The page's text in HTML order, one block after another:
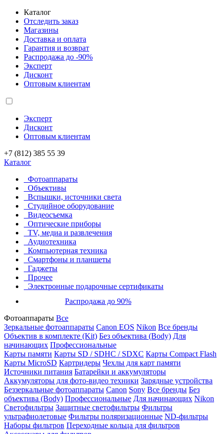
Каталог
Отследить заказ
Магазины
Доставка и оплата
Гарантия и возврат
Распродажа до -90%
Эксперт
Дисконт
Оптовым клиентам
Эксперт
Дисконт
Оптовым клиентам
+7 (812) 385 55 39
Каталог
Фотоаппараты
Объективы
Вспышки, источники света
Студийное оборудование
Видеосъемка
Оптические приборы
TV, медиа и развлечения
Аудиотехника
Компьютерная техника
Смартфоны и планшеты
Гаджеты
Прочее
Электронные подарочные сертификаты
Распродажа до 90%
Фотоаппараты Все
Зеркальные фотоаппараты Canon EOS Nikon Все бренды
Объектив в комплекте (Kit) Без объектива (Body) Для
начинающих Профессиональные
Карты памяти Карты SD / SDHC / SDXC Карты Compact Flash
Карты MicroSD Картридеры Чехлы для карт памяти
Источники питания Батарейки и аккумуляторы
Аккумуляторы для фото-видео техники Зарядные устройства
Беззеркальные фотоаппараты Canon Sony Все бренды Без
объектива (Body) Профессиональные Для начинающих Nikon
Светофильтры Защитные светофильтры Фильтры
ультрафиолетовые Фильтры поляризационные ND-фильтры
Наборы фильтров Переходные кольца для фильтров